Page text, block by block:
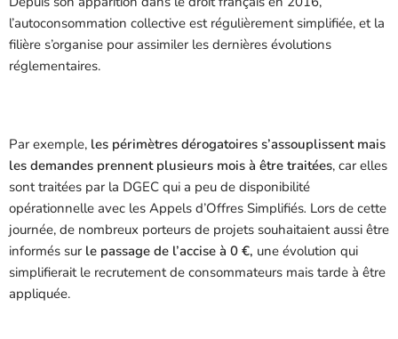
l’autoconsommation collective est régulièrement simplifiée, et la
filière s’organise pour assimiler les dernières évolutions
réglementaires.
Par exemple, les périmètres dérogatoires s’assouplissent mais
les demandes prennent plusieurs mois à être traitées, car elles
sont traitées par la DGEC qui a peu de disponibilité
opérationnelle avec les Appels d’Offres Simplifiés. Lors de cette
journée, de nombreux porteurs de projets souhaitaient aussi être
informés sur le passage de l’accise à 0 €, une évolution qui
simplifierait le recrutement de consommateurs mais tarde à être
appliquée.